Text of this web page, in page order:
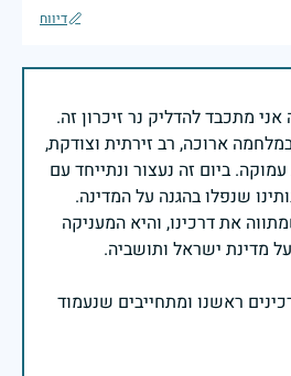
דיווח
מתכבד להדליק נר זיכרון זה.
ארוכה, רב זירתית וצודקת,
ביום זה נעצור ונתייחד עם
שנפלו בהגנה על המדינה.
את דרכינו, והיא המעניקה
ראשנו ומתחייבים שנעמוד